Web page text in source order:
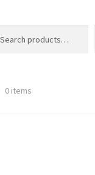
0 items